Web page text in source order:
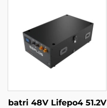
batri 48V Lifepo4 51.2V